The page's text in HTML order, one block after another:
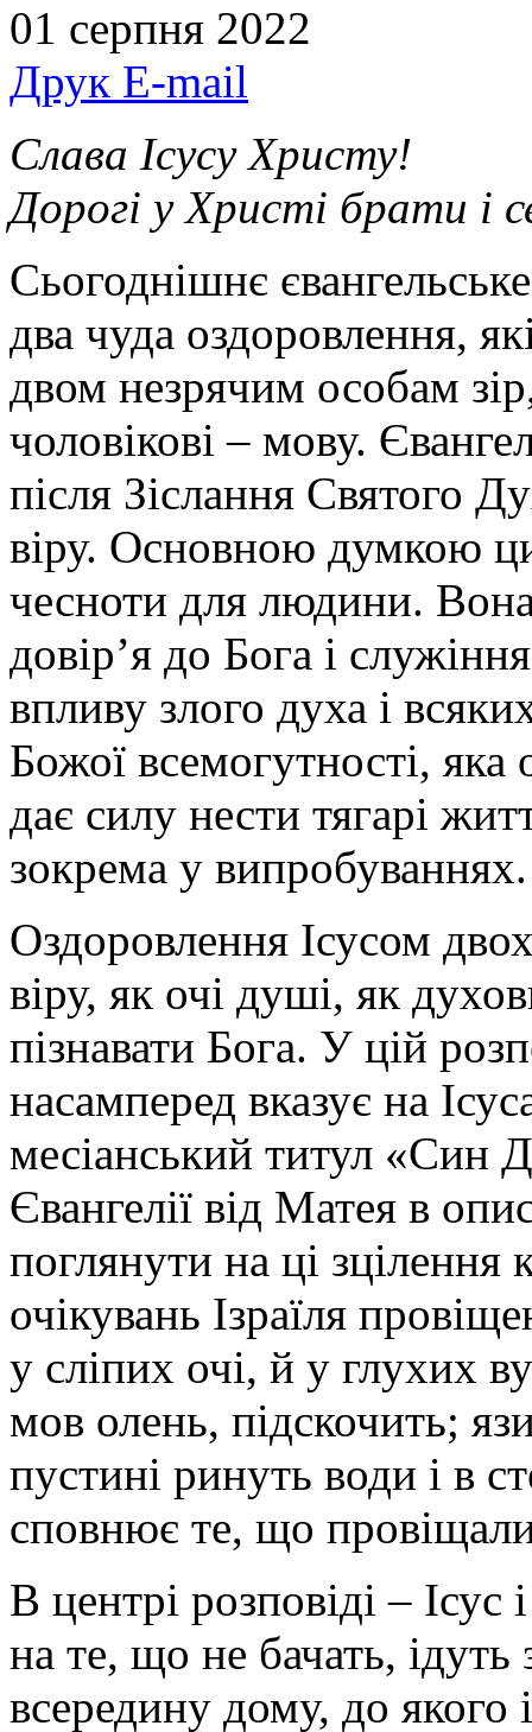
01 серпня 2022
Друк E-mail
Слава Ісусу Христу!
Дорогі у Христі брати і
Сьогоднішнє
два чуда оздоровлення,
двом незрячим особам
чоловікові – мову.
після Зіслання Святого
віру. Основною думкою
чесноти для людини.
довір’я до Бога і
впливу злого духа і
Божої всемогутності, яка
дає силу нести тягарі
зокрема у випробуваннях.
Оздоровлення Ісусом
віру, як очі душі, як
пізнавати Бога. У цій
насамперед вказує на
месіанський титул «Син
Євангелії від Матея в
поглянути на ці зцілення
очікувань Ізраїля
у сліпих очі, й у глухих
мов олень, підскочить;
пустині ринуть води і в
сповнює те, що
В центрі розповіді – Ісус
на те, що не бачать,
всередину дому, до якого